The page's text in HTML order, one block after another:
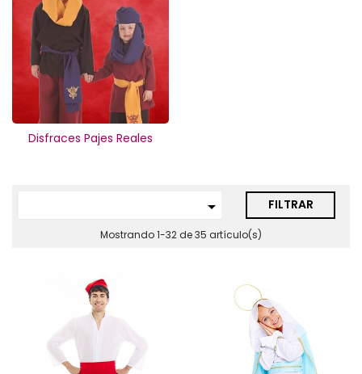
Disfraces Pajes Reales
 FILTRAR
Mostrando 1-32 de 35 artículo(s)